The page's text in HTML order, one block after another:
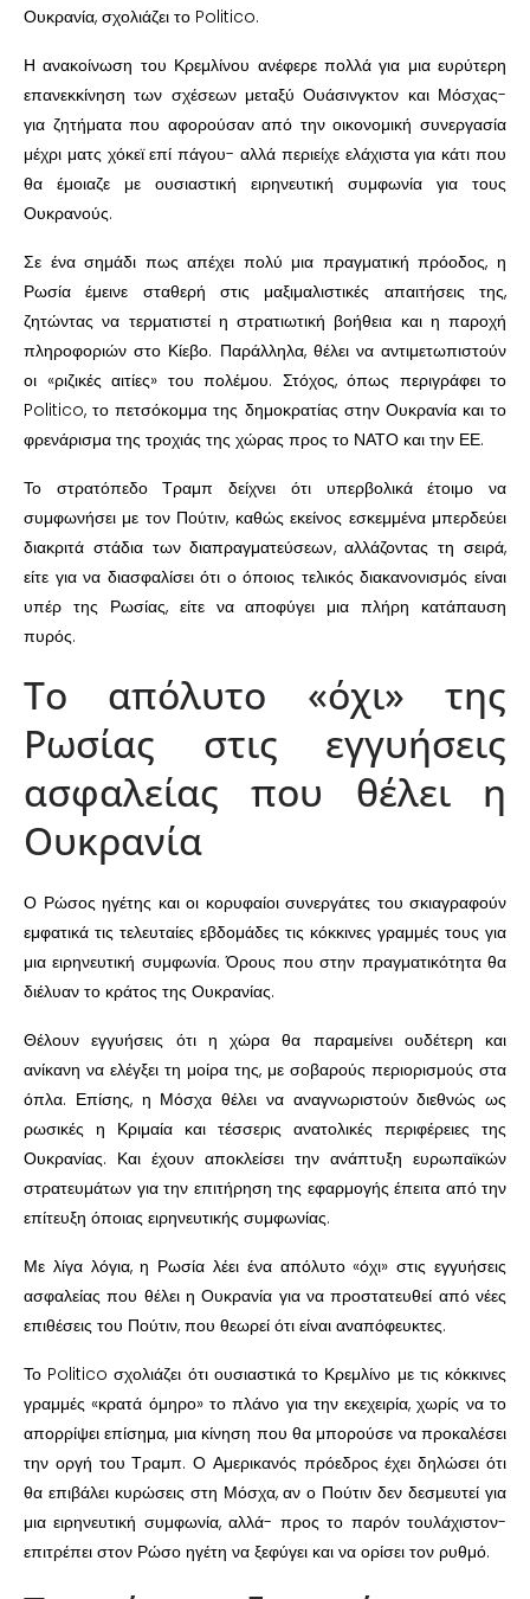
Ουκρανία, σχολιάζει το Politico.
Η ανακοίνωση του Κρεμλίνου ανέφερε πολλά για μια ευρύτερη
επανεκκίνηση των σχέσεων μεταξύ Ουάσινγκτον και Μόσχας-
για ζητήματα που αφορούσαν από την οικονομική συνεργασία
μέχρι ματς χόκεϊ επί πάγου- αλλά περιείχε ελάχιστα για κάτι που
θα έμοιαζε με ουσιαστική ειρηνευτική συμφωνία για τους
Ουκρανούς.
Σε ένα σημάδι πως απέχει πολύ μια πραγματική πρόοδος, η
Ρωσία έμεινε σταθερή στις μαξιμαλιστικές απαιτήσεις της,
ζητώντας να τερματιστεί η στρατιωτική βοήθεια και η παροχή
πληροφοριών στο Κίεβο. Παράλληλα, θέλει να αντιμετωπιστούν
οι «ριζικές αιτίες» του πολέμου. Στόχος, όπως περιγράφει το
Politico, το πετσόκομμα της δημοκρατίας στην Ουκρανία και το
φρενάρισμα της τροχιάς της χώρας προς το ΝΑΤΟ και την ΕΕ.
Το στρατόπεδο Τραμπ δείχνει ότι υπερβολικά έτοιμο να
συμφωνήσει με τον Πούτιν, καθώς εκείνος εσκεμμένα μπερδεύει
διακριτά στάδια των διαπραγματεύσεων, αλλάζοντας τη σειρά,
είτε για να διασφαλίσει ότι ο όποιος τελικός διακανονισμός είναι
υπέρ της Ρωσίας, είτε να αποφύγει μια πλήρη κατάπαυση
πυρός.
Το απόλυτο «όχι» της
Ρωσίας στις εγγυήσεις
ασφαλείας που θέλει η
Ουκρανία
Ο Ρώσος ηγέτης και οι κορυφαίοι συνεργάτες του σκιαγραφούν
εμφατικά τις τελευταίες εβδομάδες τις κόκκινες γραμμές τους για
μια ειρηνευτική συμφωνία. Όρους που στην πραγματικότητα θα
διέλυαν το κράτος της Ουκρανίας.
Θέλουν εγγυήσεις ότι η χώρα θα παραμείνει ουδέτερη και
ανίκανη να ελέγξει τη μοίρα της, με σοβαρούς περιορισμούς στα
όπλα. Επίσης, η Μόσχα θέλει να αναγνωριστούν διεθνώς ως
ρωσικές η Κριμαία και τέσσερις ανατολικές περιφέρειες της
Ουκρανίας. Και έχουν αποκλείσει την ανάπτυξη ευρωπαϊκών
στρατευμάτων για την επιτήρηση της εφαρμογής έπειτα από την
επίτευξη όποιας ειρηνευτικής συμφωνίας.
Με λίγα λόγια, η Ρωσία λέει ένα απόλυτο «όχι» στις εγγυήσεις
ασφαλείας που θέλει η Ουκρανία για να προστατευθεί από νέες
επιθέσεις του Πούτιν, που θεωρεί ότι είναι αναπόφευκτες.
Το Politico σχολιάζει ότι ουσιαστικά το Κρεμλίνο με τις κόκκινες
γραμμές «κρατά όμηρο» το πλάνο για την εκεχειρία, χωρίς να το
απορρίψει επίσημα, μια κίνηση που θα μπορούσε να προκαλέσει
την οργή του Τραμπ. Ο Αμερικανός πρόεδρος έχει δηλώσει ότι
θα επιβάλει κυρώσεις στη Μόσχα, αν ο Πούτιν δεν δεσμευτεί για
μια ειρηνευτική συμφωνία, αλλά- προς το παρόν τουλάχιστον-
επιτρέπει στον Ρώσο ηγέτη να ξεφύγει και να ορίσει τον ρυθμό.